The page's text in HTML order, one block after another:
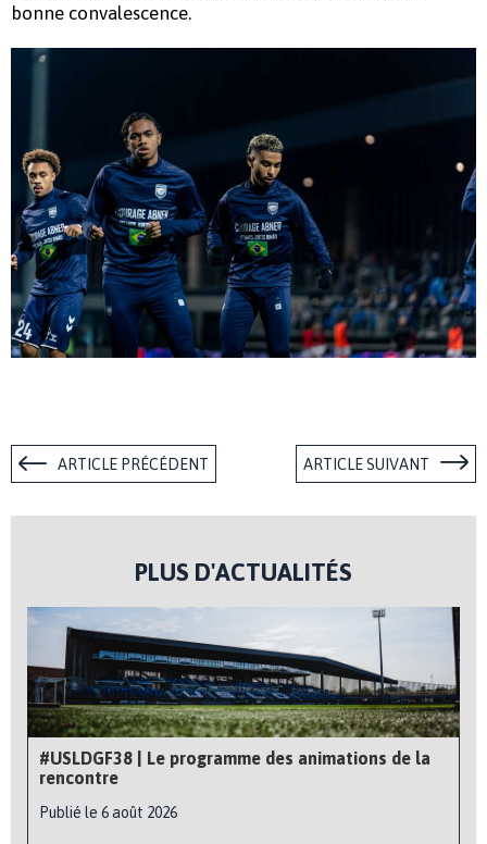
bonne convalescence.
ARTICLE PRÉCÉDENT ARTICLE SUIVANT
PLUS D'ACTUALITÉS
#USLDGF38 | Le programme des animations de la
rencontre
Publié le 6 août 2026